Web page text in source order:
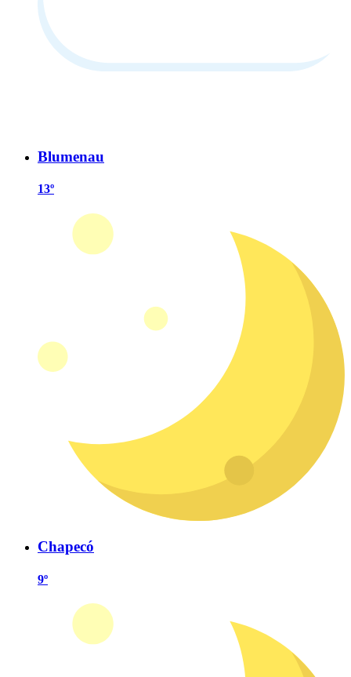
Blumenau
13º
Chapecó
9º